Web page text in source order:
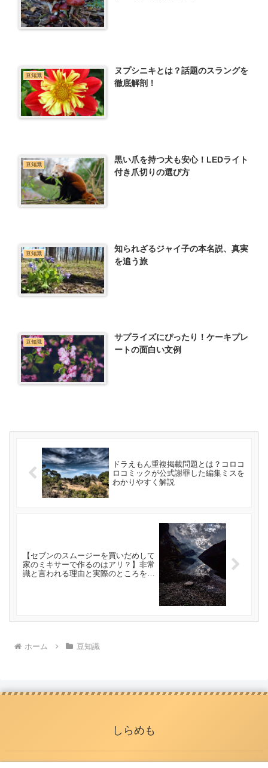
豆知識
ヌプシニキとは？話題のスラングを
徹底解剖！
豆知識
黒い爪を持つ犬も安心！LEDライト
付き爪切りの選び方
豆知識
知られざるジャイ子の本名説、真実
を追う旅
豆知識
サプライズにぴったり！ケーキプレ
ートの面白い文例
ドラえもん重複掲載問題とは？コロコ
ロコミックが公式謝罪した編集ミスを
わかりやすく解説
【セブンのスムージーを買いだめして
家のミキサーで作るのはアリ？】非常
識と言われる理由と実際のところを解
ホーム 豆知識
しらめも